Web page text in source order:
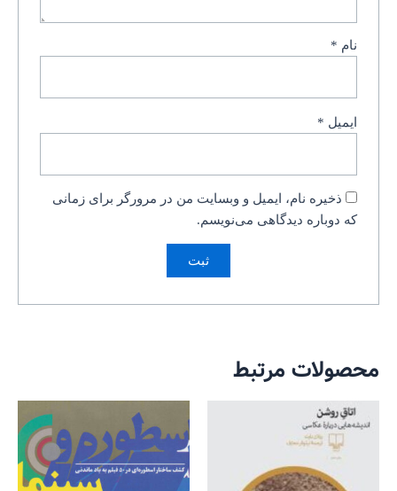
نام *
ایمیل *
ذخیره نام، ایمیل و وبسایت من در مرورگر برای زمانی
که دوباره دیدگاهی می‌نویسم.
محصولات مرتبط